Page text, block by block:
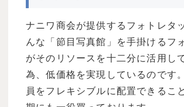
ナニワ商会が提供するフォトレタ
んな「節目写真館」を手掛けるフ
がそのリソースを十二分に活用し
為、低価格を実現しているのです
員をフレキシブルに配置できるこ